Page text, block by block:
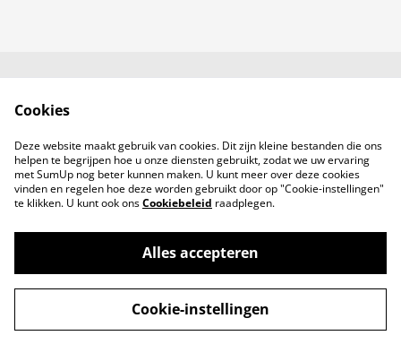
Neem contact met
Privacybeleid
Cookiebeleid
Producten
©2026No Gloss No Glory
powered by
Cookies
Deze website maakt gebruik van cookies. Dit zijn kleine bestanden die ons
helpen te begrijpen hoe u onze diensten gebruikt, zodat we uw ervaring
met SumUp nog beter kunnen maken. U kunt meer over deze cookies
vinden en regelen hoe deze worden gebruikt door op "Cookie-instellingen"
te klikken. U kunt ook onsCookiebeleid raadplegen.
Alles accepteren
Cookie-instellingen